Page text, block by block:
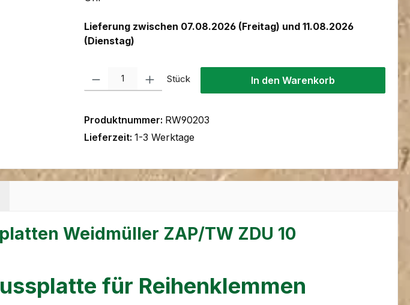
Lieferung zwischen 07.08.2026 (Freitag) und 11.08.2026
(Dienstag)
Produkt Anzahl: Gib den gewünschten Wert ein oder benutze die Schaltflächen
Stück In den Warenkorb
Produktnummer: RW90203
Lieferzeit: 1-3 Werktage
Weidmüller ZAP/TW ZDU 10
für Reihenklemmen